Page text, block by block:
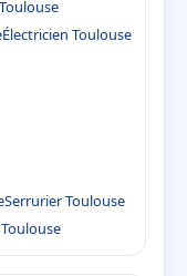
Électricien Toulouse
Serrurier Toulouse